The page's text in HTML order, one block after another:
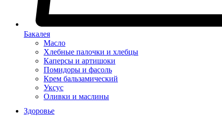
Бакалея
Масло
Хлебные палочки и хлебцы
Каперсы и артишоки
Помидоры и фасоль
Крем бальзамический
Уксус
Оливки и маслины
Здоровье